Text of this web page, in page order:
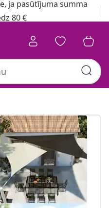
ja pasūtījuma summa
80 €